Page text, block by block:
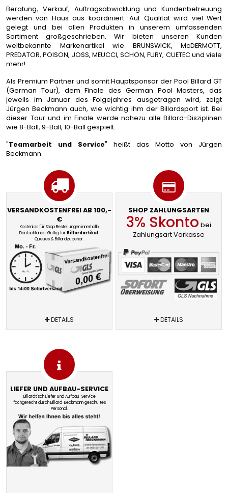
Beratung, Verkauf, Auftragsabwicklung und Kundenbetreuung
werden von Haus aus koordiniert. Auf Qualität wird viel Wert
gelegt und bei allen Produkten in unserem umfassenden
Sortiment großgeschrieben. Wir bieten unseren Kunden
weltbekannte Markenartikel wie BRUNSWICK, McDERMOTT,
PREDATOR, POISON, JOSS, MEUCCI, SCHON, FURY, CUETEC und viele
mehr!
Als Premium Partner und somit Hauptsponsor der Pool Billard GT
(German Tour), dem Finale des German Pool Masters, das
jeweils im Januar des Folgejahres ausgetragen wird, zeigt
Jürgen Beckmann auch, wie wichtig ihm der Billardsport ist. Bei
dieser Tour und im Finale werde nahezu alle Billard-Disziplinen
wie 8-Ball, 9-Ball, 10-Ball gespielt.
"Teamarbeit und Service" heißt das Motto von Jürgen
Beckmann.
VERSANDKOSTENFREI AB 100,-
€
Kostenlos für Shop Bestellungen innerhalb
Deutschlands. Gültig fürBillardartikel :
Queues & Billardzubehör.
DETAILS
SHOP ZAHLUNGSARTEN
3% Skonto bei
Zahlungsart Vorkasse
DETAILS
LIEFER UND AUFBAU-SERVICE
Billardtisch Liefer und Aufbau-Service
fachgerecht durch Billard-Beckmann geschultes
Personal.